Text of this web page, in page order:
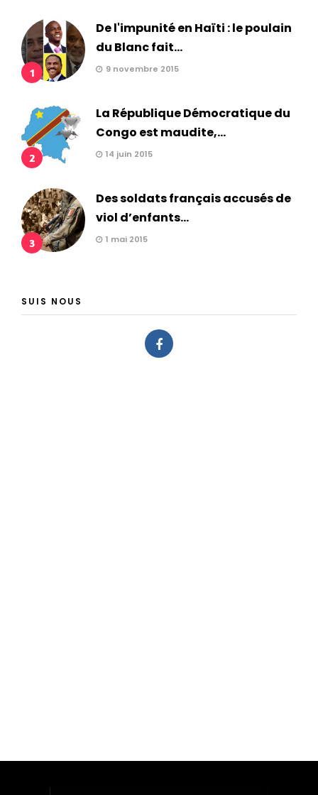
1
De l'impunité en Haïti : le poulain
du Blanc fait...
9 novembre 2015
2
La République Démocratique du
Congo est maudite,...
14 juin 2015
3
Des soldats français accusés de
viol d’enfants...
1 mai 2015
SUIS NOUS